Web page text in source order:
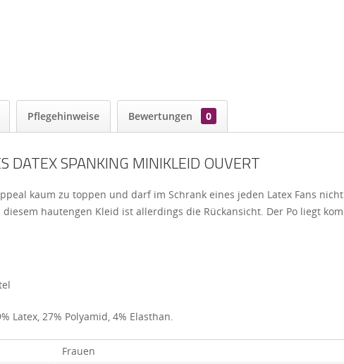
Pflegehinweise Bewertungen 0
DATEX SPANKING MINIKLEID OUVERT
kaum zu toppen und darf im Schrank eines jeden Latex Fans
hautengen Kleid ist allerdings die Rückansicht. Der Po liegt
Latex, 27% Polyamid, 4% Elasthan.
Frauen